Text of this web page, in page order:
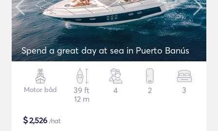
Spend a great day at sea in Puerto Banús
Motor båd
39 ft
12 m
4 2 3
$2,526 /nat